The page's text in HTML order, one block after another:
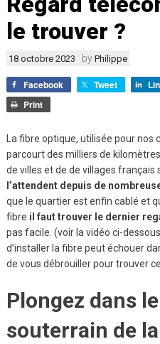
le trouver ?
18 octobre 2023 by Philippe
Facebook Tweet
Print
La fibre optique, utilisée pour nos
parcourt des milliers de
de villes et de de villages français
l’attendent depuis de
que le quartier est enfin cablé et
fibre il faut trouver le dernier
pas facile. (voir la vidéo ci-
d’installer la fibre peut échouer
de vous débrouiller pour trouver
Plongez dans
souterrain de